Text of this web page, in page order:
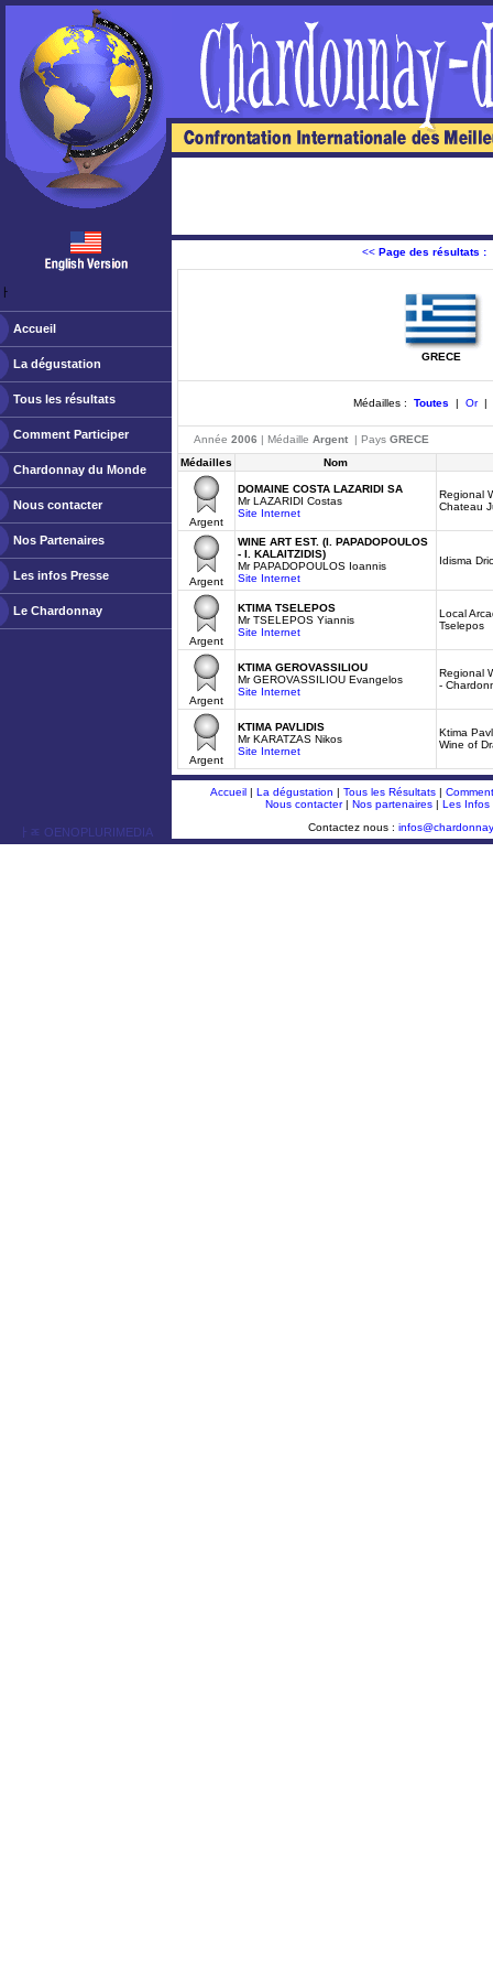
ￂﾠ
Accueil
La dégustation
Tous les résultats
Comment Participer
Chardonnay du Monde
Nous contacter
Nos Partenaires
Les infos Presse
Le Chardonnay
<< Page des résultats :
GRECE
Médailles : Toutes | Or|
Année 2006 | Médaille Argent | Pays GRECE
Médailles
Nom
Argent
DOMAINE COSTA LAZARIDI SA
Mr LAZARIDI Costas
Site Internet
Regional
Chateau
Argent
WINE ART EST. (I. PAPADOPOULOS
- I. KALAITZIDIS)
Mr PAPADOPOULOS Ioannis
Site Internet
Idisma
Argent
KTIMA TSELEPOS
Mr TSELEPOS Yiannis
Site Internet
Local
Tselepos
Argent
KTIMA GEROVASSILIOU
Mr GEROVASSILIOU Evangelos
Site Internet
Regional
-
Argent
KTIMA PAVLIDIS
Mr KARATZAS Nikos
Site Internet
Ktima
Wine of
ￂﾮ OENOPLURIMEDIA
Accueil| La dégustation | Tous les Résultats|
Nous contacter| Nos partenaires| Les Infos
Contactez nous :